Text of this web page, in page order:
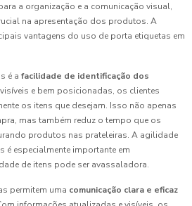
a organização e a comunicação visual,
na apresentação dos produtos. A
vantagens do uso de porta etiquetas em
é a facilidade de identificação dos
e bem posicionadas, os clientes
os itens que desejam. Isso não apenas
mas também reduz o tempo que os
produtos nas prateleiras. A agilidade
especialmente importante em
de itens pode ser avassaladora.
permitem uma comunicação clara e eficaz